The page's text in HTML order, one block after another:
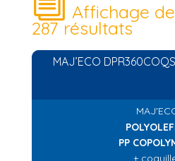
Affichage de
287 résultats
MAJ’ECO
PP
+